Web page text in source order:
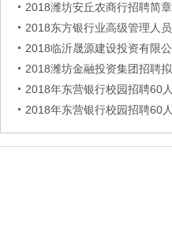
2018潍坊安丘农商行招聘简章
2018东方银行业高级管理人
2018临沂晟源建设投资有限
2018潍坊金融投资集团招聘
2018年东营银行校园招聘60人
2018年东营银行校园招聘60